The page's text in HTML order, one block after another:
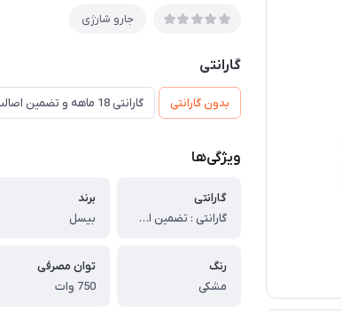
جارو شارژی
گارانتی
بدون گارانتی گارانتی 18 ماهه و تضمین اصالت و تعویض
ویژگی‌ها
گارانتی
گارانتی : تضمین اصالت و سلامت فیزیکی کالا
برند
بیسل
رنگ
مشکی
توان مصرفی
750 وات